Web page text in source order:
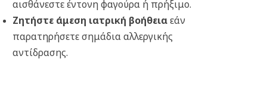
αισθάνεστε έντονη φαγούρα ή πρήξιμο.
Ζητήστε άμεση ιατρική βοήθειαεάν
παρατηρήσετε σημάδια αλλεργικής
αντίδρασης.